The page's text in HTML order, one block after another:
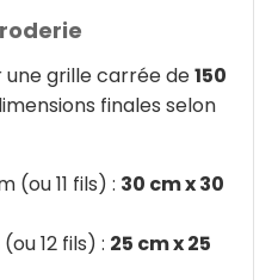
une grille carrée de150
finales selon
(ou 11 fils) : 30 cm x 30
12 fils) : 25 cm x 25